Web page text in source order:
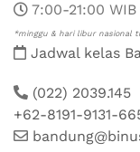
7:00-21:00 WIB
*minggu & hari libur nasional
Jadwal kelas
(022) 2039.145
+62-8191-9131-